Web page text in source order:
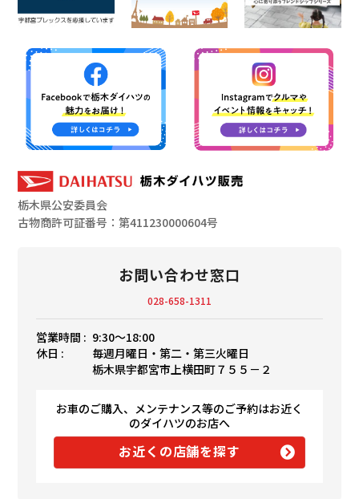
栃木県公安委員会
古物商許可証番号：第411230000604号
お問い合わせ窓口
028-658-1311
営業時間 : 9:30〜18:00
休日 :
毎週月曜日・第二・第三火曜日
栃木県宇都宮市上横田町７５５－２
お車のご購入、メンテナンス等のご予約はお近く
のダイハツのお店へ
お近くの店舗を探す